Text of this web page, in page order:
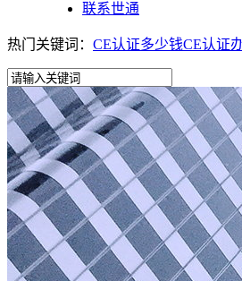
联系世通
热门关键词： CE认证多少钱CE认证